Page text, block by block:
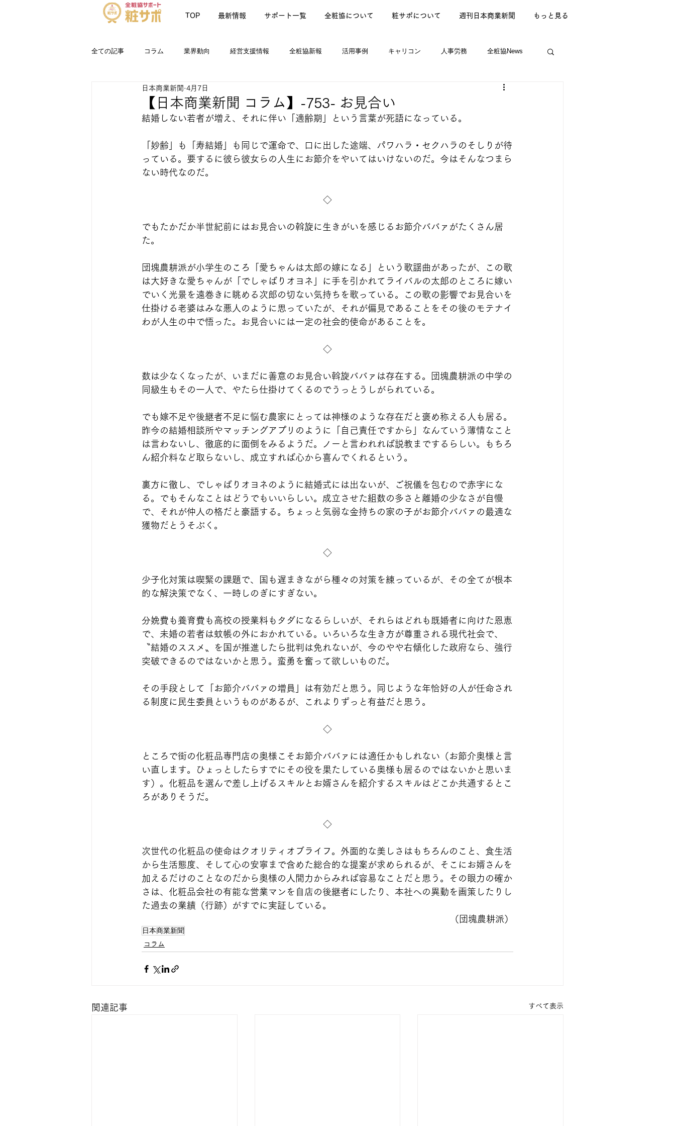
TOP 最新情報 サポート一覧 全粧協について 粧サポについて 週刊日本商業新聞 もっと見る
全ての記事 コラム 業界動向 経営支援情報 全粧協新報 活用事例 キャリコン 人事労務 全粧協News
最新情報 粧サポNews
【日本商業新聞 コラム】-753- お見合い
日本商業新聞 4月7日
結婚しない若者が増え、それに伴い「適齢期」という言葉が死語になっている。
「妙齢」も「寿結婚」も同じで運命で、口に出した途端、パワハラ・セクハラのそしりが待
っている。要するに彼ら彼女らの人生にお節介をやいてはいけないのだ。今はそんなつまら
ない時代なのだ。
◇
でもたかだか半世紀前にはお見合いの斡旋に生きがいを感じるお節介ババァがたくさん居
た。
団塊農耕派が小学生のころ「愛ちゃんは太郎の嫁になる」という歌謡曲があったが、この歌
は大好きな愛ちゃんが「でしゃばりオヨネ」に手を引かれてライバルの太郎のところに嫁い
でいく光景を遠巻きに眺める次郎の切ない気持ちを歌っている。この歌の影響でお見合いを
仕掛ける老婆はみな悪人のように思っていたが、それが偏見であることをその後のモテナイ
わが人生の中で悟った。お見合いには一定の社会的使命があることを。
◇
数は少なくなったが、いまだに善意のお見合い斡旋ババァは存在する。団塊農耕派の中学の
同級生もその一人で、やたら仕掛けてくるのでうっとうしがられている。
でも嫁不足や後継者不足に悩む農家にとっては神様のような存在だと褒め称える人も居る。
昨今の結婚相談所やマッチングアプリのように「自己責任ですから」なんていう薄情なこと
は言わないし、徹底的に面倒をみるようだ。ノーと言われれば説教までするらしい。もちろ
ん紹介料など取らないし、成立すれば心から喜んでくれるという。
裏方に徹し、でしゃばりオヨネのように結婚式には出ないが、ご祝儀を包むので赤字にな
る。でもそんなことはどうでもいいらしい。成立させた組数の多さと離婚の少なさが自慢
で、それが仲人の格だと豪語する。ちょっと気弱な金持ちの家の子がお節介ババァの最適な
獲物だとうそぶく。
◇
少子化対策は喫緊の課題で、国も遅まきながら種々の対策を練っているが、その全てが根本
的な解決策でなく、一時しのぎにすぎない。
分娩費も養育費も高校の授業料もタダになるらしいが、それらはどれも既婚者に向けた恩恵
で、未婚の若者は蚊帳の外におかれている。いろいろな生き方が尊重される現代社会で、
〝結婚のススメ〟を国が推進したら批判は免れないが、今のやや右傾化した政府なら、強行
突破できるのではないかと思う。蛮勇を奮って欲しいものだ。
その手段として「お節介ババァの増員」は有効だと思う。同じような年恰好の人が任命され
る制度に民生委員というものがあるが、これよりずっと有益だと思う。
◇
ところで街の化粧品専門店の奥様こそお節介ババァには適任かもしれない（お節介奥様と言
い直します。ひょっとしたらすでにその役を果たしている奥様も居るのではないかと思いま
す）。化粧品を選んで差し上げるスキルとお婿さんを紹介するスキルはどこか共通するとこ
ろがありそうだ。
◇
次世代の化粧品の使命はクオリティオブライフ。外面的な美しさはもちろんのこと、食生活
から生活態度、そして心の安寧まで含めた総合的な提案が求められるが、そこにお婿さんを
加えるだけのことなのだから奥様の人間力からみれば容易なことだと思う。その眼力の確か
さは、化粧品会社の有能な営業マンを自店の後継者にしたり、本社への異動を画策したりし
た過去の業績（行跡）がすでに実証している。
（団塊農耕派）
日本商業新聞
コラム
関連記事 すべて表示